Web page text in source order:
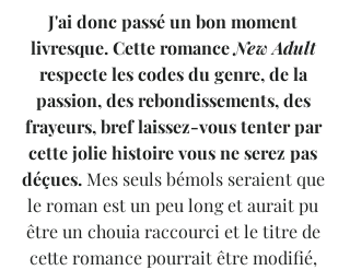
J'ai donc passé un bon moment
livresque. Cette romance New Adult
respecte les codes du genre, de la
passion, des rebondissements, des
frayeurs, bref laissez-vous tenter par
cette jolie histoire vous ne serez pas
déçues. Mes seuls bémols seraient que
le roman est un peu long et aurait pu
être un chouia raccourci et le titre de
cette romance pourrait être modifié,